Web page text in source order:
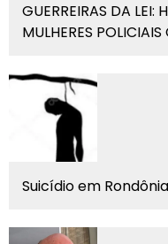
GUERREIRAS DA LEI:
MULHERES POLICIAIS
Suicídio em